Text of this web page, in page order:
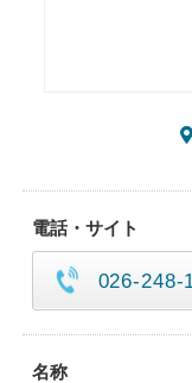
電話・サイト
026-248-
名称